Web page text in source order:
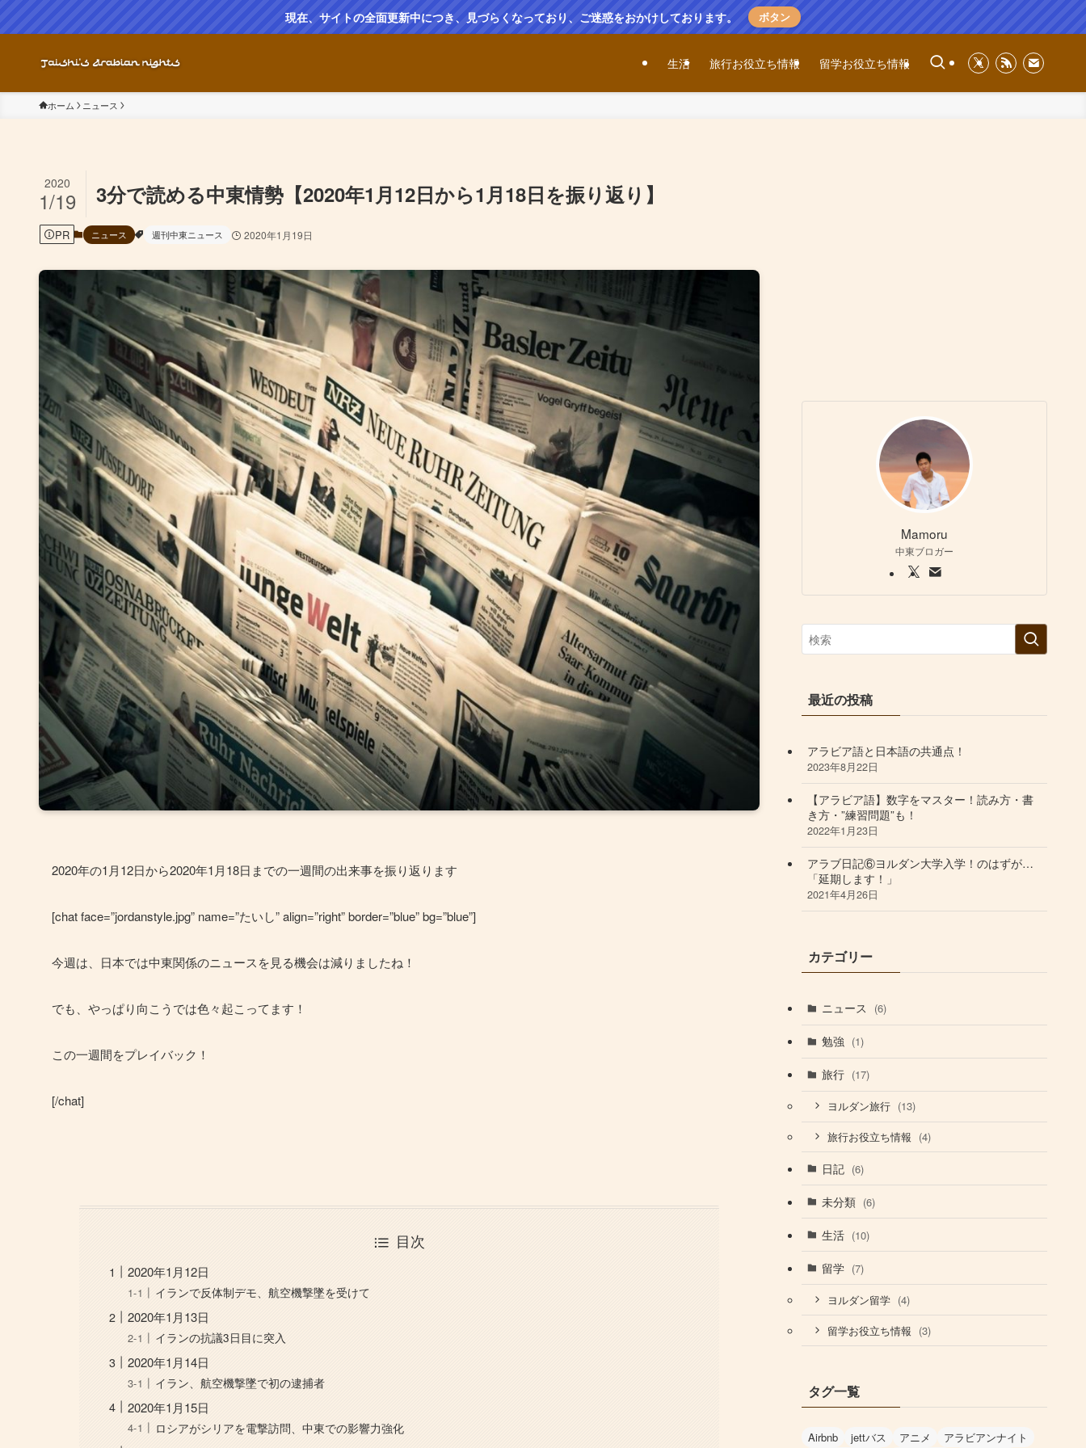
現在、サイトの全面更新中につき、見づらくなっており、ご迷惑をおかけしております。 ボタン
生活 旅行お役立ち情報 留学お役立ち情報
ホーム ニュース
3分で読める中東情勢【2020年1月12日から1月18日を振り返り】
2020
1/19
PR ニュース 週刊中東ニュース 2020年1月19日
2020年の1月12日から2020年1月18日までの一週間の出来事を振り返ります
[chat face=”jordanstyle.jpg” name=”たいし” align=”right” border=”blue” bg=”blue”]
今週は、日本では中東関係のニュースを見る機会は減りましたね！
でも、やっぱり向こうでは色々起こってます！
この一週間をプレイバック！
[/chat]
目次
2020年1月12日
イランで反体制デモ、航空機撃墜を受けて
2020年1月13日
イランの抗議3日目に突入
2020年1月14日
イラン、航空機撃墜で初の逮捕者
2020年1月15日
ロシアがシリアを電撃訪問、中東での影響力強化
Mamoru
中東ブロガー
最近の投稿
アラビア語と日本語の共通点！
2023年8月22日
【アラビア語】数字をマスター！読み方・書
き方・”練習問題”も！
2022年1月23日
アラブ日記⑥ヨルダン大学入学！のはずが…
「延期します！」
2021年4月26日
カテゴリー
ニュース (6)
勉強 (1)
旅行 (17)
ヨルダン旅行 (13)
旅行お役立ち情報 (4)
日記 (6)
未分類 (6)
生活 (10)
留学 (7)
ヨルダン留学 (4)
留学お役立ち情報 (3)
タグ一覧
Airbnb jettバス アニメ アラビアンナイト